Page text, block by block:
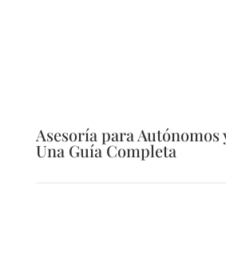
Asesoría para Autónomos
Una Guía Completa